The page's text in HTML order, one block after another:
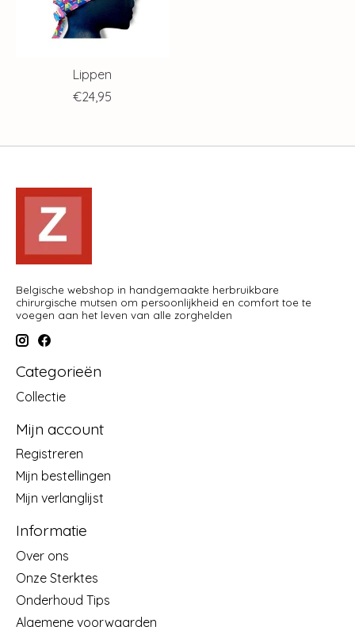
Lippen
€24,95
Belgische webshop in handgemaakte herbruikbare
chirurgische mutsen om persoonlijkheid en comfort toe te
voegen aan het leven van alle zorghelden
Categorieën
Collectie
Mijn account
Registreren
Mijn bestellingen
Mijn verlanglijst
Informatie
Over ons
Onze Sterktes
Onderhoud Tips
Algemene voorwaarden